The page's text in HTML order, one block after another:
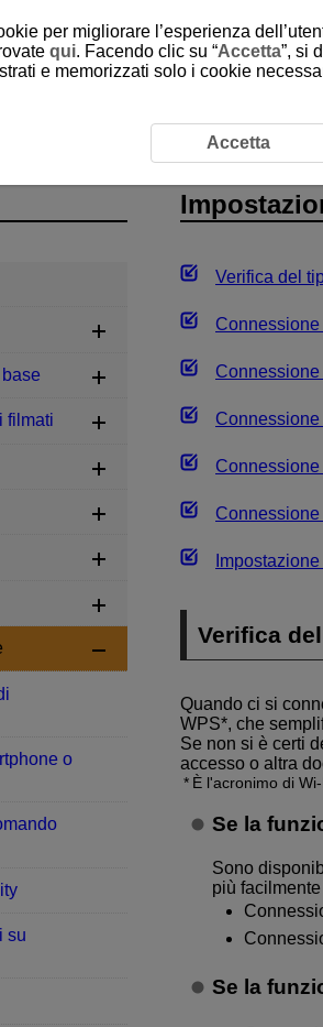
Verifica del
Verifica
Quando ci si
WPS*, che
Se non si è certi
accesso o altra
È l'acronimo di
Se la
Sono
più
Se la
filmati
o
su
per migliorare l’esperienza
qui. Facendo clic su “Accetta”, si
e memorizzati solo i cookie
Accetta